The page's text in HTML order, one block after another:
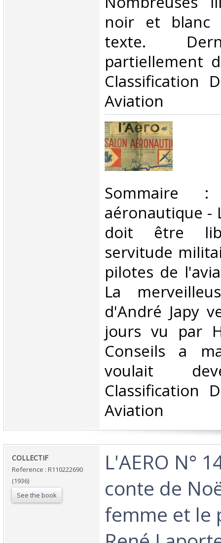
noir et blanc
texte.
partiellement
Classification
Aviation‎
‎Sommaire
aéronautique -
doit être
servitude
pilotes de
La
d'André Japy
jours vu par
Conseils a
voulait
Classification
Aviation‎
‎COLLECTIF‎
Reference : R110222690
(1936)
See the book
‎L'AERO N°
conte de
femme et le